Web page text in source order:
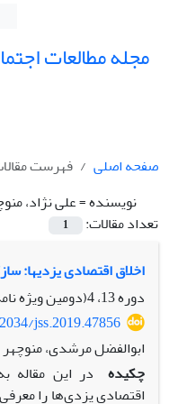
مجله مطالعات
صفحه اصلی
فهرست
نویسنده =علی نژاد،
تعداد مقالات:
1
اخلاق اقتصادی یزدیها:
دوره 13، 4(دومین ویژه نامه یزد)، زمستان 1398، صفحه
jss.2019.47856
ابوالفضل مرشدی، منوچهر
چکیده در این مقاله
اقتصادی یزدی‌ها را